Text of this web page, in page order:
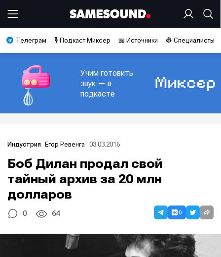
Телеграм 🎙️ Подкаст Миксер 📖 Источники 👷 Специалисты
Учим готовить
звук — в
подкасте
Индустрия Егор Ревенга 03.03.2016
Боб Дилан продал свой
тайный архив за 20 млн
долларов
0 64 0